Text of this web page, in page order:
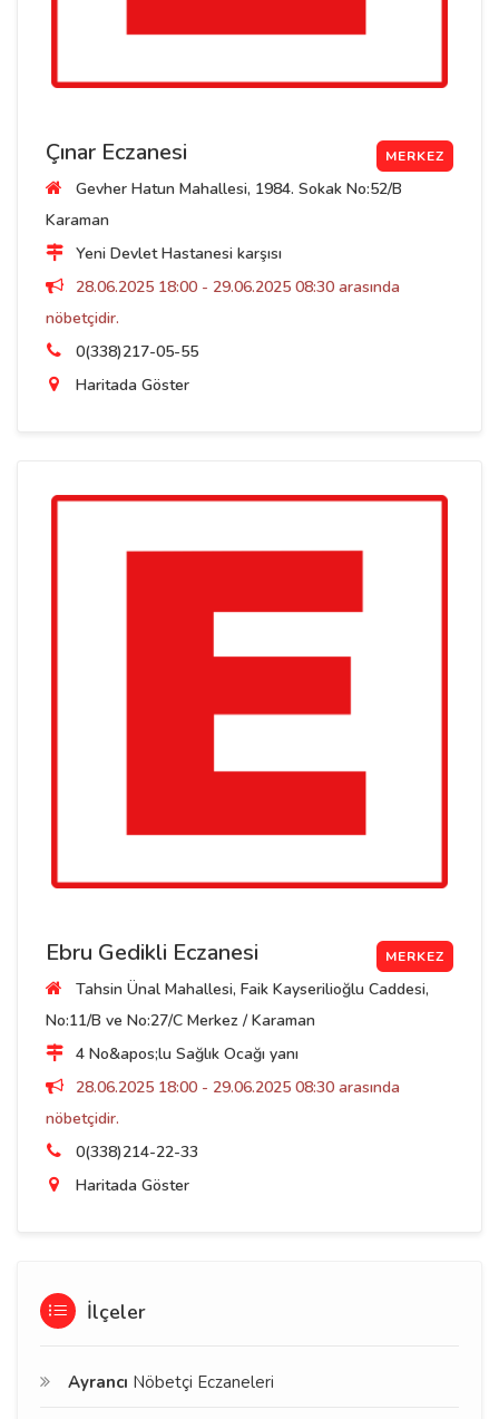
Çınar Eczanesi MERKEZ
Gevher Hatun Mahallesi, 1984. Sokak No:52/B
Karaman
Yeni Devlet Hastanesi karşısı
28.06.2025 18:00 - 29.06.2025 08:30 arasında
nöbetçidir.
0(338)217-05-55
Haritada Göster
Ebru Gedikli Eczanesi MERKEZ
Tahsin Ünal Mahallesi, Faik Kayserilioğlu Caddesi,
No:11/B ve No:27/C Merkez / Karaman
4 No&apos;lu Sağlık Ocağı yanı
28.06.2025 18:00 - 29.06.2025 08:30 arasında
nöbetçidir.
0(338)214-22-33
Haritada Göster
İlçeler
Ayrancı Nöbetçi Eczaneleri